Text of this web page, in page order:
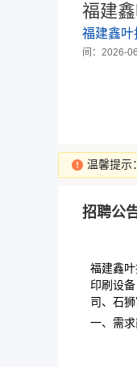
福建
福建鑫叶
间：2026-
温馨提示
招聘公
福建鑫
印刷设
司、石
一、需